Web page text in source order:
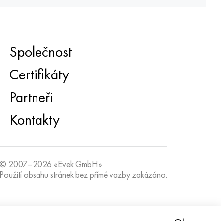
Společnost
Certifikáty
Partneři
Kontakty
© 2007–2026 «Evek GmbH»
Použití obsahu stránek bez přímé vazby zakázáno.